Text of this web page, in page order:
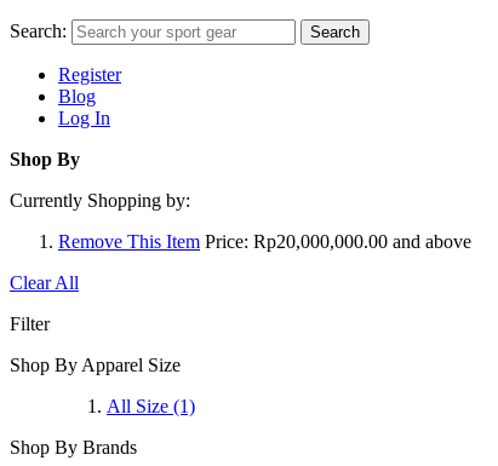
Search: Search
Register
Blog
Log In
Shop By
Currently Shopping by:
Remove This Item Price: Rp20,000,000.00 and above
Clear All
Filter
Shop By Apparel Size
All Size (1)
Shop By Brands